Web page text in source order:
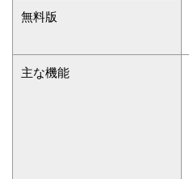
無料版
主な機能